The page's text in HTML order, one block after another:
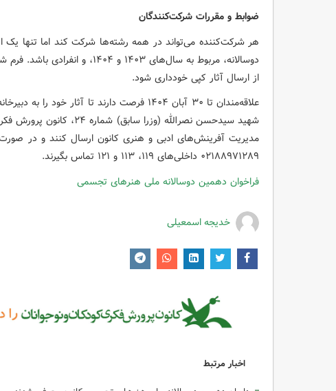
ضوابط و مقررات شرکت‌کنندگان
هر شرکت‌کننده می‌تواند در همه رشته‌ها شرکت کند اما تنها یک
از ارسال آثار کپی خودداری شود.
علاقه‌مندان تا ۳۰ آبان ۱۴۰۴ فرصت دارند تا آثار
۰۲۱۸۸۹۷۱۲۸۹ داخلی‌های ۱۱۹، ۱۱۳ و ۱۲۱ تماس بگیرند.
فراخوان دهمین دوسالانه ملی هنرهای تجسمی
خدیجه اسمعیلی
اخبار مرتبط